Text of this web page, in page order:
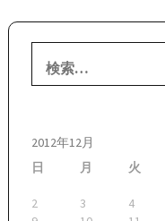
索:
2012年12月
日
月 火
2
3 4